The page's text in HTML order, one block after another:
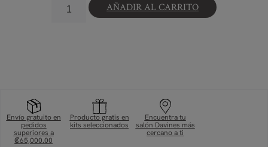
AÑADIR AL CARRITO
Envío gratuito en
pedidos
superiores a
₡65,000.00
Producto gratis en
kits seleccionados
Encuentra tu
salón Davines más
cercano a ti